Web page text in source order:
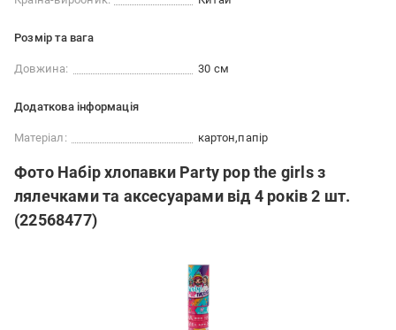
Розмір та вага
Довжина: 30 см
Додаткова інформація
Матеріал: картон папір
Фото Набір хлопавки Party pop the girls з
лялечками та аксесуарами від 4 років 2 шт.
(22568477)